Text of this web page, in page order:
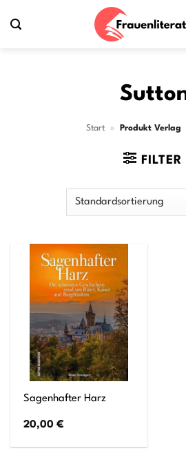
Inhalt
Start » Produkt Verlag
FILTER
Sagenhafter Harz
20,00€